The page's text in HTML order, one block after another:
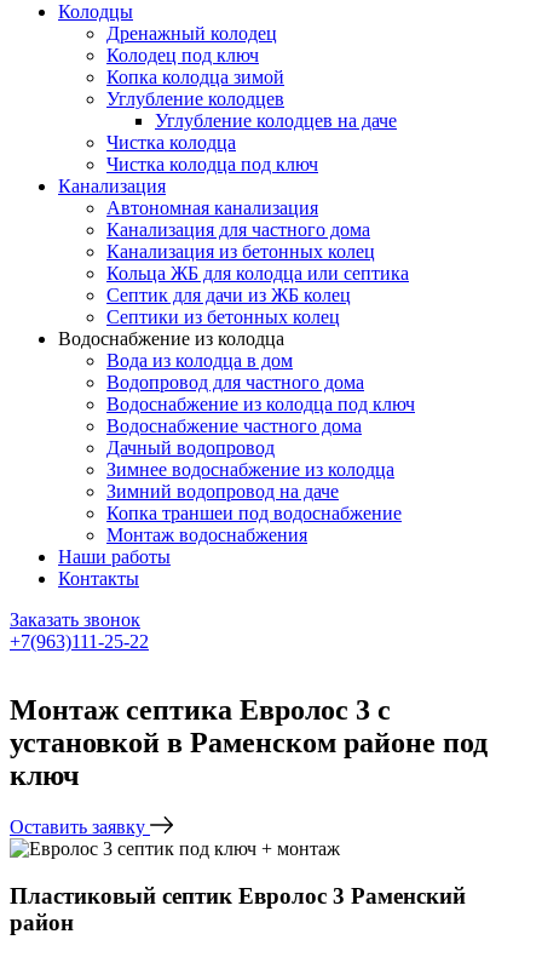
Колодцы
Дренажный колодец
Колодец под ключ
Копка колодца зимой
Углубление колодцев
Углубление колодцев на даче
Чистка колодца
Чистка колодца под ключ
Канализация
Автономная канализация
Канализация для частного дома
Канализация из бетонных колец
Кольца ЖБ для колодца или септика
Септик для дачи из ЖБ колец
Септики из бетонных колец
Водоснабжение из колодца
Вода из колодца в дом
Водопровод для частного дома
Водоснабжение из колодца под ключ
Водоснабжение частного дома
Дачный водопровод
Зимнее водоснабжение из колодца
Зимний водопровод на даче
Копка траншеи под водоснабжение
Монтаж водоснабжения
Наши работы
Контакты
Заказать звонок
+7(963)111-25-22
Монтаж септика Евролос 3 с
установкой в Раменском районе под
ключ
Оставить заявку
Пластиковый септик Евролос 3 Раменский
район